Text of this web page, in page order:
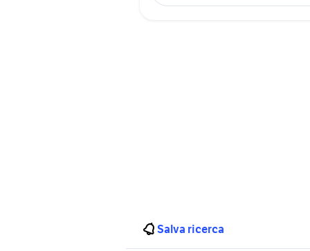
Salva ricerca